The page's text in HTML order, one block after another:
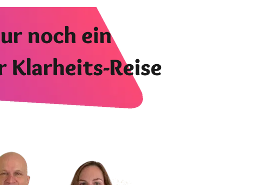
noch ein
Klarheits-Reise